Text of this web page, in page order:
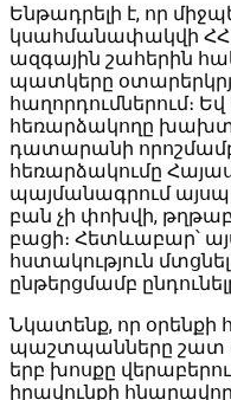
Ենթադրելի է, որ
կսահմանափակվի ՀՀ
ազգային շահերին
պատկերը
հաղորդումներում։
հեռարձակողը
դատարանի
հեռարձակումը
պայմանագրում
բան չի փոխվի,
բացի։ Հետևաբար՝
հստակություն
ընթերցմամբ
Նկատենք, որ օրենքի
պաշտպանները շատ
երբ խոսքը
իրավունքի